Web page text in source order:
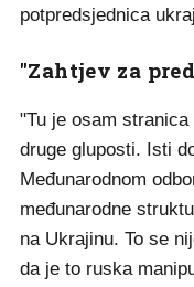
potpredsjednica
"Zahtjev za
"Tu je osam
druge gluposti. Isti
Međunarodnom
međunarodne
na Ukrajinu. To se
da je to ruska